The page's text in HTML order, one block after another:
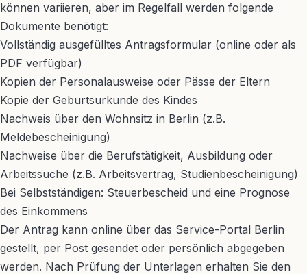
können variieren, aber im Regelfall werden folgende
Dokumente benötigt:
Vollständig ausgefülltes Antragsformular (online oder als
PDF verfügbar)
Kopien der Personalausweise oder Pässe der Eltern
Kopie der Geburtsurkunde des Kindes
Nachweis über den Wohnsitz in Berlin (z.B.
Meldebescheinigung)
Nachweise über die Berufstätigkeit, Ausbildung oder
Arbeitssuche (z.B. Arbeitsvertrag, Studienbescheinigung)
Bei Selbstständigen: Steuerbescheid und eine Prognose
des Einkommens
Der Antrag kann online über das Service-Portal Berlin
gestellt, per Post gesendet oder persönlich abgegeben
werden. Nach Prüfung der Unterlagen erhalten Sie den